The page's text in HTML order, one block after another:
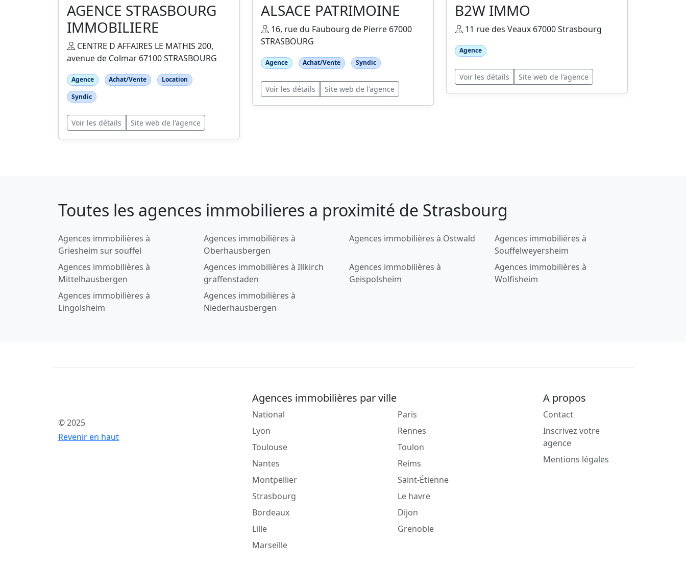
AGENCE STRASBOURG
IMMOBILIERE
CENTRE D AFFAIRES LE MATHIS 200,
avenue de Colmar 67100 STRASBOURG
Agence Achat/Vente
Location
Syndic
Voir les détails Site web de l'agence
ALSACE PATRIMOINE
16, rue du Faubourg de Pierre 67000
STRASBOURG
Agence Achat/Vente Syndic
Voir les détails Site web de l'agence
B2W IMMO
11 rue des Veaux 67000 Strasbourg
Agence
Voir les détails Site web de l'agence
Toutes les agences immobilieres a proximité de Strasbourg
Agences immobilières à
Griesheim sur souffel
Agences immobilières à
Oberhausbergen
Agences immobilières à Ostwald
Agences immobilières à
Souffelweyersheim
Agences immobilières à
Mittelhausbergen
Agences immobilières à Illkirch
graffenstaden
Agences immobilières à
Geispolsheim
Agences immobilières à
Wolfisheim
Agences immobilières à
Lingolsheim
Agences immobilières à
Niederhausbergen
© 2025
Revenir en haut
Agences immobilières par ville
National
Lyon
Toulouse
Nantes
Montpellier
Strasbourg
Bordeaux
Lille
Marseille
Paris
Rennes
Toulon
Reims
Saint-Étienne
Le havre
Dijon
Grenoble
A propos
Contact
Inscrivez votre
agence
Mentions légales